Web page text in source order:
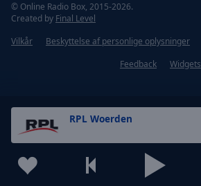
RPL Woerden
© Online Radio Box, 2015-2026.
Created by Final Level
Vilkår
Beskyttelse af personlige oplysninger
Feedback
Widgets